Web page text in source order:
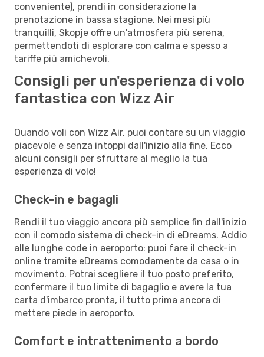
conveniente), prendi in considerazione la
prenotazione in bassa stagione. Nei mesi più
tranquilli, Skopje offre un'atmosfera più serena,
permettendoti di esplorare con calma e spesso a
tariffe più amichevoli.
Consigli per un'esperienza di volo
fantastica con Wizz Air
Quando voli con Wizz Air, puoi contare su un viaggio
piacevole e senza intoppi dall'inizio alla fine. Ecco
alcuni consigli per sfruttare al meglio la tua
esperienza di volo!
Check-in e bagagli
Rendi il tuo viaggio ancora più semplice fin dall'inizio
con il comodo sistema di check-in di eDreams. Addio
alle lunghe code in aeroporto: puoi fare il check-in
online tramite eDreams comodamente da casa o in
movimento. Potrai scegliere il tuo posto preferito,
confermare il tuo limite di bagaglio e avere la tua
carta d'imbarco pronta, il tutto prima ancora di
mettere piede in aeroporto.
Comfort e intrattenimento a bordo